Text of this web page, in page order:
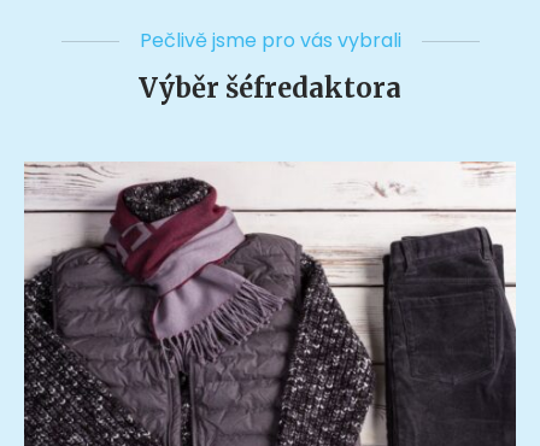
Pečlivě jsme pro vás vybrali
Výběr šéfredaktora